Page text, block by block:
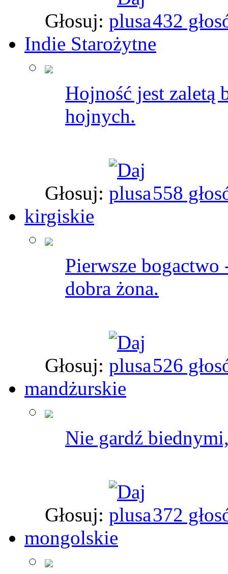
Głosuj:
432
Indie Starożytne
Hojność jest zaletą
hojnych.
Głosuj:
558
kirgiskie
Pierwsze
dobra żona.
Głosuj:
526
mandżurskie
Nie gardź
Głosuj:
372
mongolskie